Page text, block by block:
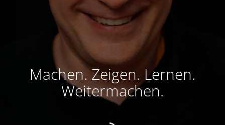
Machen. Zeigen. Lernen.
Weitermachen.